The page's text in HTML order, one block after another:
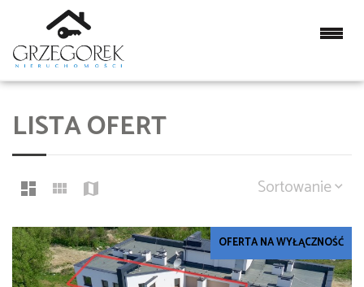
LISTA OFERT
Sortowanie
OFERTA NA WYŁĄCZNOŚĆ